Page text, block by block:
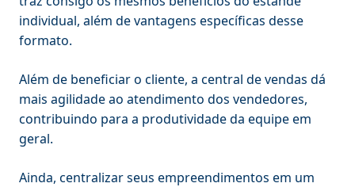
individual, além de vantagens específicas desse
formato.
Além de beneficiar o cliente, a central de vendas dá
mais agilidade ao atendimento dos vendedores,
contribuindo para a produtividade da equipe em
geral.
Ainda, centralizar seus empreendimentos em um